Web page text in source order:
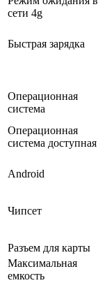
сети 4g
Быстрая зарядка
Операционная
система
Операционная
система доступная
Android
Чипсет
Разъем для карты
Максимальная
емкость